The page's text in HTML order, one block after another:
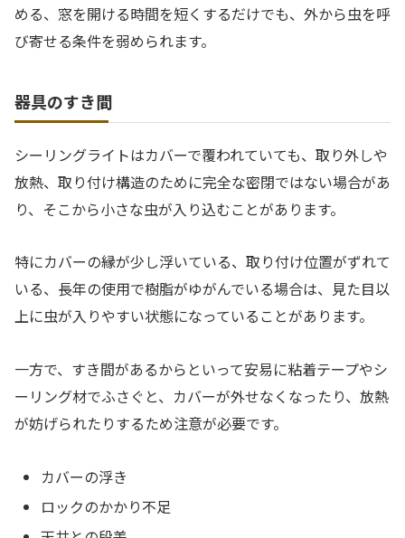
める、窓を開ける時間を短くするだけでも、外から虫を呼
び寄せる条件を弱められます。
器具のすき間
シーリングライトはカバーで覆われていても、取り外しや
放熱、取り付け構造のために完全な密閉ではない場合があ
り、そこから小さな虫が入り込むことがあります。
特にカバーの縁が少し浮いている、取り付け位置がずれて
いる、長年の使用で樹脂がゆがんでいる場合は、見た目以
上に虫が入りやすい状態になっていることがあります。
一方で、すき間があるからといって安易に粘着テープやシ
ーリング材でふさぐと、カバーが外せなくなったり、放熱
が妨げられたりするため注意が必要です。
カバーの浮き
ロックのかかり不足